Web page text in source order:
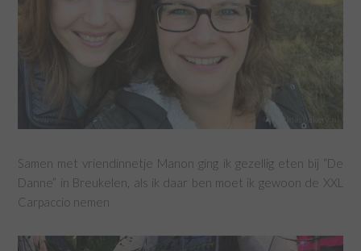
Samen met vriendinnetje Manon ging ik gezellig eten bij “De
Danne” in Breukelen, als ik daar ben moet ik gewoon de XXL
Carpaccio nemen